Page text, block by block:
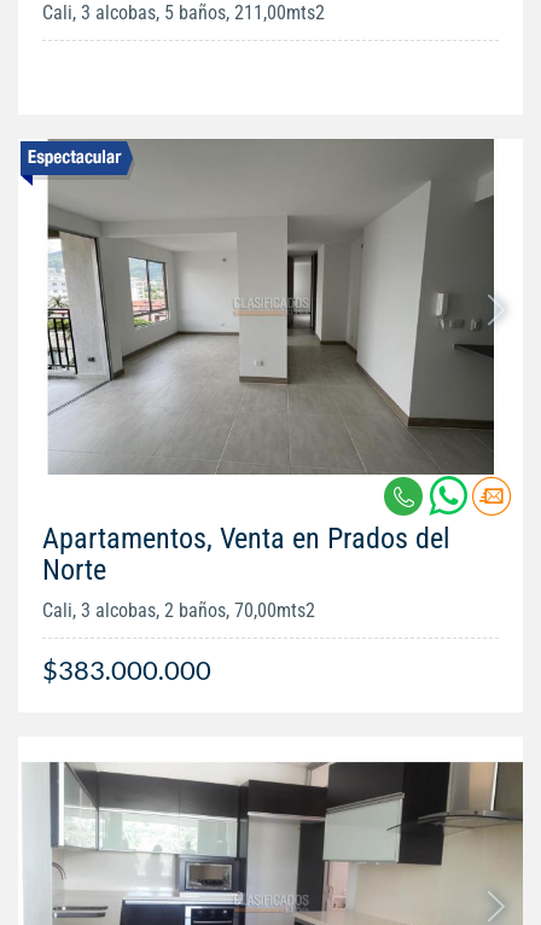
Cali, 3 alcobas, 5 baños, 211,00mts2
Apartamentos, Venta en Prados del
Norte
Cali, 3 alcobas, 2 baños, 70,00mts2
$383.000.000